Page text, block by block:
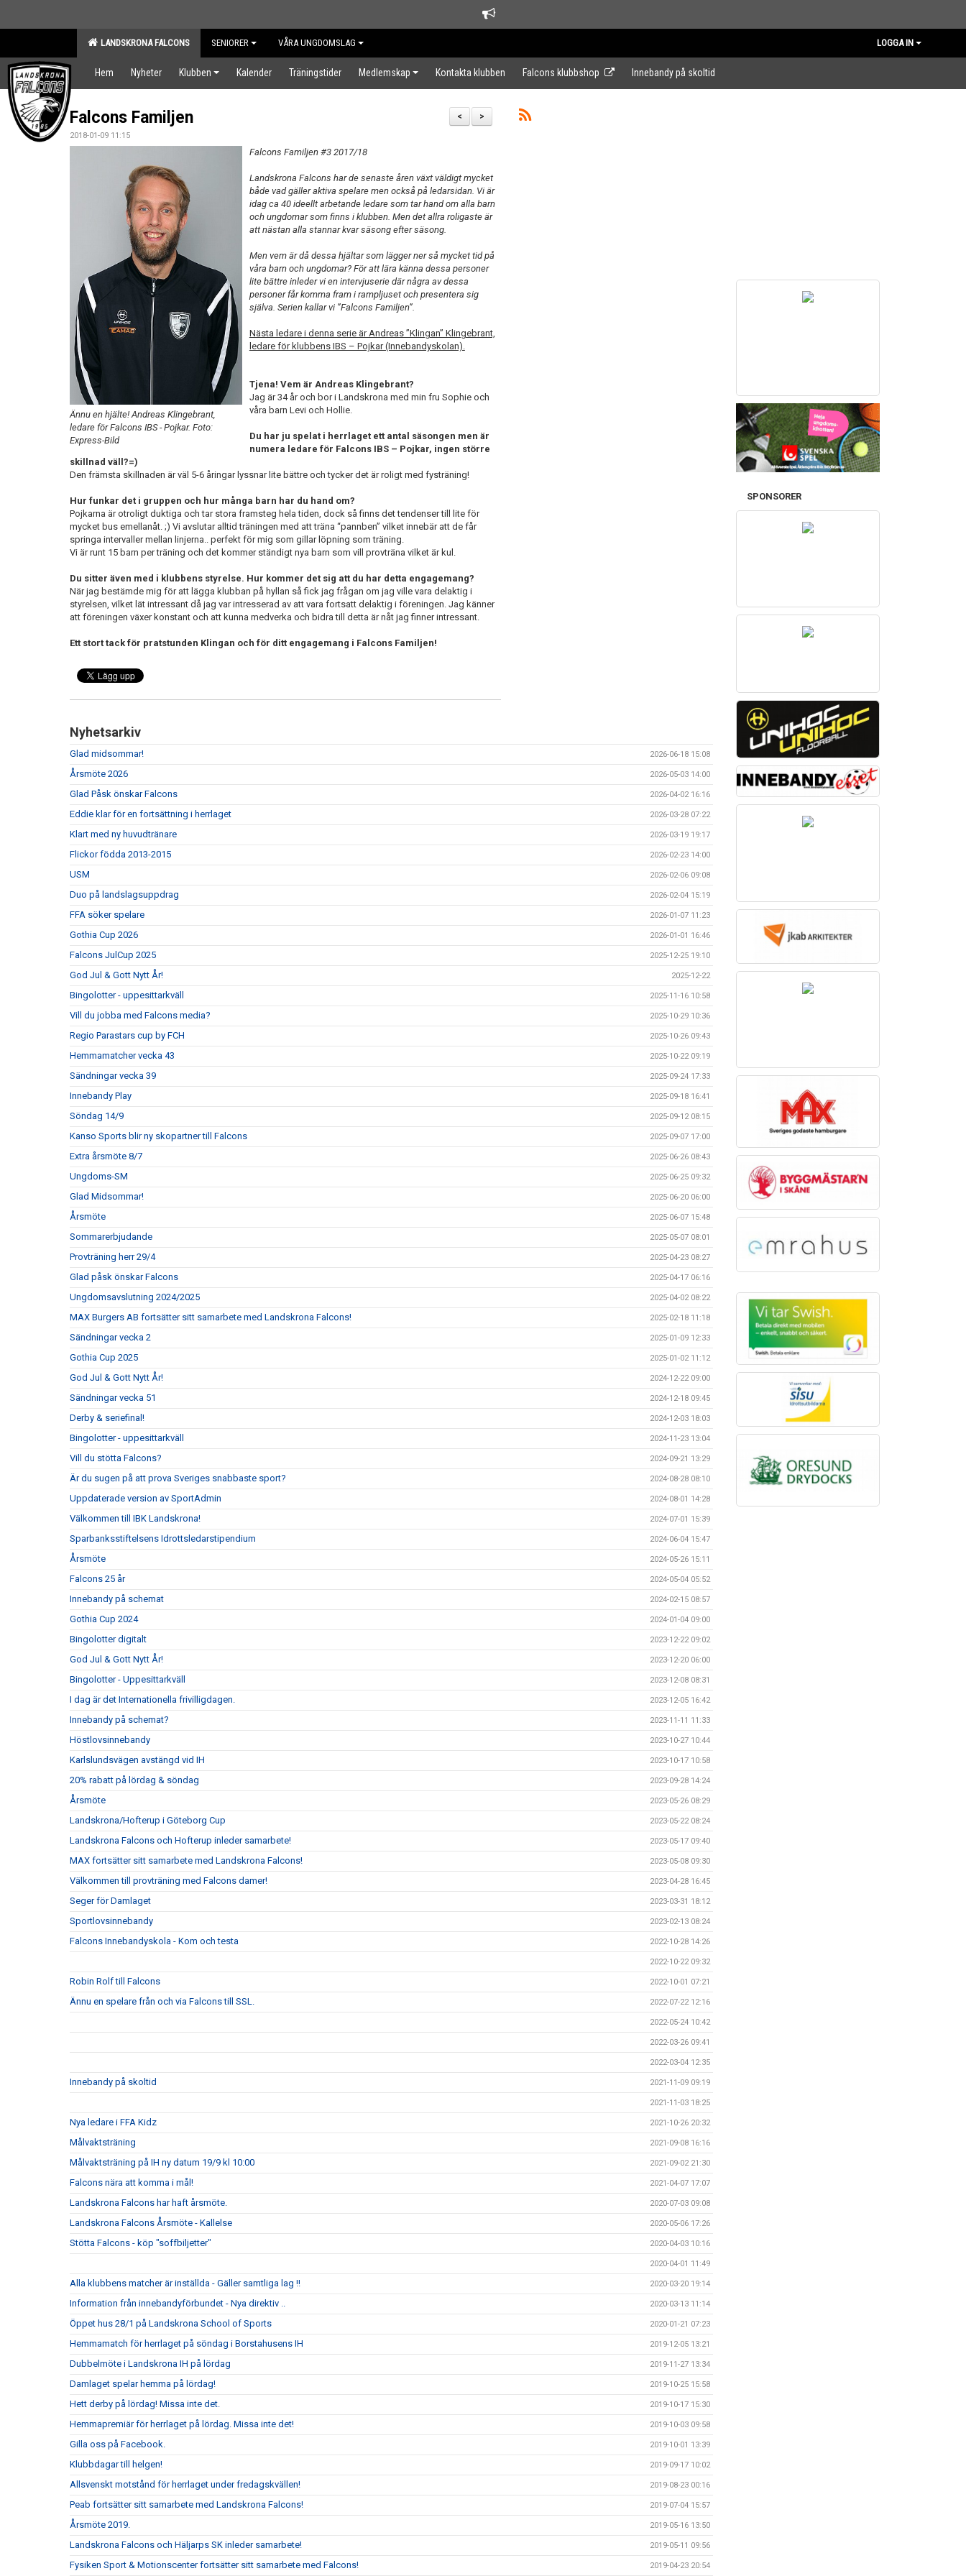
LANDSKRONA FALCONS SENIORER VÅRA UNGDOMSLAG LOGGA IN
Hem Nyheter Klubben Kalender Träningstider Medlemskap Kontakta klubben Falcons klubbshop Innebandy på skoltid
>
<
Falcons Familjen
2018-01-09 11:15
Ännu en hjälte! Andreas Klingebrant,
ledare för Falcons IBS - Pojkar. Foto:
Express-Bild
Falcons Familjen #3 2017/18
Landskrona Falcons har de senaste åren växt väldigt mycket
både vad gäller aktiva spelare men också på ledarsidan. Vi är
idag ca 40 ideellt arbetande ledare som tar hand om alla barn
och ungdomar som finns i klubben. Men det allra roligaste är
att nästan alla stannar kvar säsong efter säsong.
Men vem är då dessa hjältar som lägger ner så mycket tid på
våra barn och ungdomar? För att lära känna dessa personer
lite bättre inleder vi en intervjuserie där några av dessa
personer får komma fram i rampljuset och presentera sig
själva. Serien kallar vi ”Falcons Familjen”.
Nästa ledare i denna serie är Andreas ”Klingan” Klingebrant,
ledare för klubbens IBS – Pojkar (Innebandyskolan).
Tjena! Vem är Andreas Klingebrant?
Jag är 34 år och bor i Landskrona med min fru Sophie och
våra barn Levi och Hollie.
Du har ju spelat i herrlaget ett antal säsongen men är
numera ledare för Falcons IBS – Pojkar, ingen större
skillnad väll?=)
Den främsta skillnaden är väl 5-6 åringar lyssnar lite bättre och tycker det är roligt med fysträning!
Hur funkar det i gruppen och hur många barn har du hand om?
Pojkarna är otroligt duktiga och tar stora framsteg hela tiden, dock så finns det tendenser till lite för
mycket bus emellanåt. ;) Vi avslutar alltid träningen med att träna “pannben” vilket innebär att de får
springa intervaller mellan linjerna.. perfekt för mig som gillar löpning som träning.
Vi är runt 15 barn per träning och det kommer ständigt nya barn som vill provträna vilket är kul.
Du sitter även med i klubbens styrelse. Hur kommer det sig att du har detta engagemang?
När jag bestämde mig för att lägga klubban på hyllan så fick jag frågan om jag ville vara delaktig i
styrelsen, vilket lät intressant då jag var intresserad av att vara fortsatt delaktig i föreningen. Jag känner
att föreningen växer konstant och att kunna medverka och bidra till detta är nåt jag finner intressant.
Ett stort tack för pratstunden Klingan och för ditt engagemang i Falcons Familjen!
Nyhetsarkiv
Glad midsommar! 2026-06-18 15:08
Årsmöte 2026 2026-05-03 14:00
Glad Påsk önskar Falcons 2026-04-02 16:16
Eddie klar för en fortsättning i herrlaget 2026-03-28 07:22
Klart med ny huvudtränare 2026-03-19 19:17
Flickor födda 2013-2015 2026-02-23 14:00
USM 2026-02-06 09:08
Duo på landslagsuppdrag 2026-02-04 15:19
FFA söker spelare 2026-01-07 11:23
Gothia Cup 2026 2026-01-01 16:46
Falcons JulCup 2025 2025-12-25 19:10
God Jul & Gott Nytt År! 2025-12-22
Bingolotter - uppesittarkväll 2025-11-16 10:58
Vill du jobba med Falcons media? 2025-10-29 10:36
Regio Parastars cup by FCH 2025-10-26 09:43
Hemmamatcher vecka 43 2025-10-22 09:19
Sändningar vecka 39 2025-09-24 17:33
Innebandy Play 2025-09-18 16:41
Söndag 14/9 2025-09-12 08:15
Kanso Sports blir ny skopartner till Falcons 2025-09-07 17:00
Extra årsmöte 8/7 2025-06-26 08:43
Ungdoms-SM 2025-06-25 09:32
Glad Midsommar! 2025-06-20 06:00
Årsmöte 2025-06-07 15:48
Sommarerbjudande 2025-05-07 08:01
Provträning herr 29/4 2025-04-23 08:27
Glad påsk önskar Falcons 2025-04-17 06:16
Ungdomsavslutning 2024/2025 2025-04-02 08:22
MAX Burgers AB fortsätter sitt samarbete med Landskrona Falcons! 2025-02-18 11:18
Sändningar vecka 2 2025-01-09 12:33
Gothia Cup 2025 2025-01-02 11:12
God Jul & Gott Nytt År! 2024-12-22 09:00
Sändningar vecka 51 2024-12-18 09:45
Derby & seriefinal! 2024-12-03 18:03
Bingolotter - uppesittarkväll 2024-11-23 13:04
Vill du stötta Falcons? 2024-09-21 13:29
Är du sugen på att prova Sveriges snabbaste sport? 2024-08-28 08:10
Uppdaterade version av SportAdmin 2024-08-01 14:28
Välkommen till IBK Landskrona! 2024-07-01 15:39
Sparbanksstiftelsens Idrottsledarstipendium 2024-06-04 15:47
Årsmöte 2024-05-26 15:11
Falcons 25 år 2024-05-04 05:52
Innebandy på schemat 2024-02-15 08:57
Gothia Cup 2024 2024-01-04 09:00
Bingolotter digitalt 2023-12-22 09:02
God Jul & Gott Nytt År! 2023-12-20 06:00
Bingolotter - Uppesittarkväll 2023-12-08 08:31
I dag är det Internationella frivilligdagen. 2023-12-05 16:42
Innebandy på schemat? 2023-11-11 11:33
Höstlovsinnebandy 2023-10-27 10:44
Karlslundsvägen avstängd vid IH 2023-10-17 10:58
20% rabatt på lördag & söndag 2023-09-28 14:24
Årsmöte 2023-05-26 08:29
Landskrona/Hofterup i Göteborg Cup 2023-05-22 08:24
Landskrona Falcons och Hofterup inleder samarbete! 2023-05-17 09:40
MAX fortsätter sitt samarbete med Landskrona Falcons! 2023-05-08 09:30
Välkommen till provträning med Falcons damer! 2023-04-28 16:45
Seger för Damlaget 2023-03-31 18:12
Sportlovsinnebandy 2023-02-13 08:24
Falcons Innebandyskola - Kom och testa 2022-10-28 14:26
2022-10-22 09:32
Robin Rolf till Falcons 2022-10-01 07:21
Ännu en spelare från och via Falcons till SSL. 2022-07-22 12:16
2022-05-24 10:42
2022-03-26 09:41
2022-03-04 12:35
Innebandy på skoltid 2021-11-09 09:19
2021-11-03 18:25
Nya ledare i FFA Kidz 2021-10-26 20:32
Målvaktsträning 2021-09-08 16:16
Målvaktsträning på IH ny datum 19/9 kl 10:00 2021-09-02 21:30
Falcons nära att komma i mål! 2021-04-07 17:07
Landskrona Falcons har haft årsmöte. 2020-07-03 09:08
Landskrona Falcons Årsmöte - Kallelse 2020-05-06 17:26
Stötta Falcons - köp "soffbiljetter" 2020-04-03 10:16
2020-04-01 11:49
Alla klubbens matcher är inställda - Gäller samtliga lag !! 2020-03-20 19:14
Information från innebandyförbundet - Nya direktiv .. 2020-03-13 11:14
Öppet hus 28/1 på Landskrona School of Sports 2020-01-21 07:23
Hemmamatch för herrlaget på söndag i Borstahusens IH 2019-12-05 13:21
Dubbelmöte i Landskrona IH på lördag 2019-11-27 13:34
Damlaget spelar hemma på lördag! 2019-10-25 15:58
Hett derby på lördag! Missa inte det. 2019-10-17 15:30
Hemmapremiär för herrlaget på lördag. Missa inte det! 2019-10-03 09:58
Gilla oss på Facebook. 2019-10-01 13:39
Klubbdagar till helgen! 2019-09-17 10:02
Allsvenskt motstånd för herrlaget under fredagskvällen! 2019-08-23 00:16
Peab fortsätter sitt samarbete med Landskrona Falcons! 2019-07-04 15:57
Årsmöte 2019. 2019-05-16 13:50
Landskrona Falcons och Häljarps SK inleder samarbete! 2019-05-11 09:56
Fysiken Sport & Motionscenter fortsätter sitt samarbete med Falcons! 2019-04-23 20:54
SPONSORER